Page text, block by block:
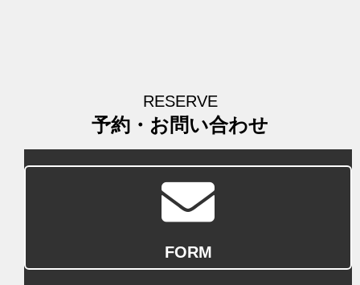
RESERVE
予約・お問い合わせ
FORM